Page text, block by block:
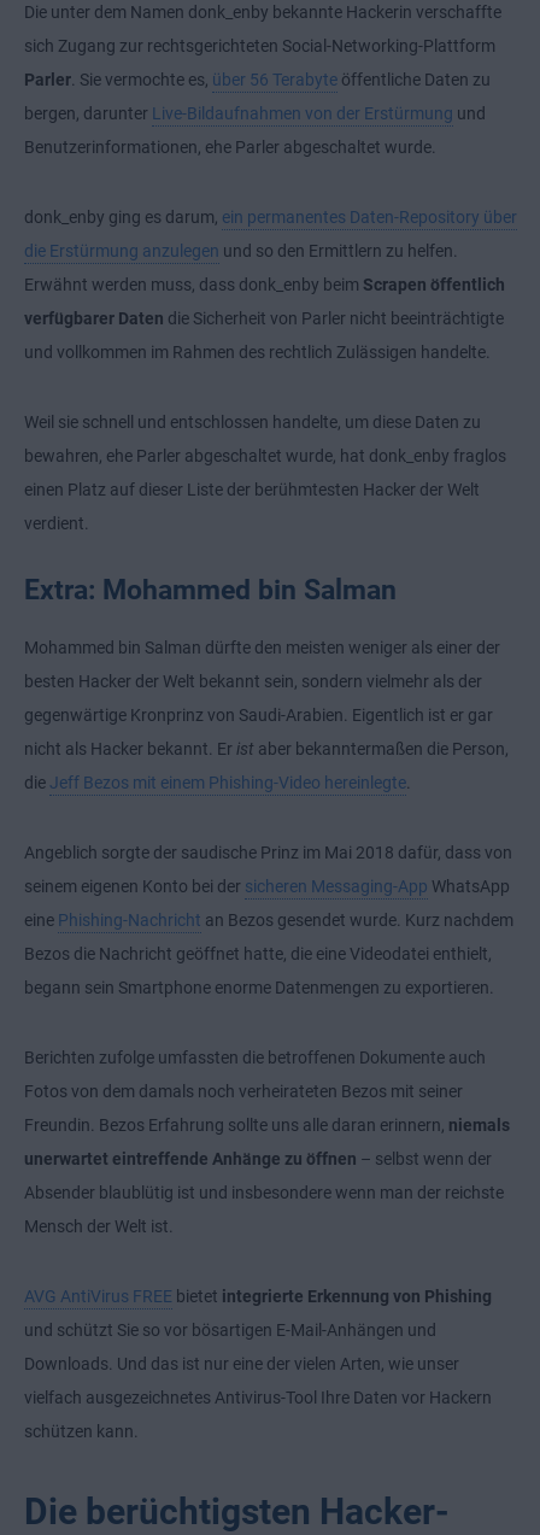
Die unter dem Namen donk_enby bekannte Hackerin verschaffte
sich Zugang zur rechtsgerichteten Social-Networking-Plattform
Parler. Sie vermochte es, über 56 Terabyte öffentliche Daten zu
bergen, darunter Live-Bildaufnahmen von der Erstürmung und
Benutzerinformationen, ehe Parler abgeschaltet wurde.
donk_enby ging es darum, ein permanentes Daten-Repository über
die Erstürmung anzulegen und so den Ermittlern zu helfen.
Erwähnt werden muss, dass donk_enby beim Scrapen öffentlich
verfügbarer Daten die Sicherheit von Parler nicht beeinträchtigte
und vollkommen im Rahmen des rechtlich Zulässigen handelte.
Weil sie schnell und entschlossen handelte, um diese Daten zu
bewahren, ehe Parler abgeschaltet wurde, hat donk_enby fraglos
einen Platz auf dieser Liste der berühmtesten Hacker der Welt
verdient.
Extra: Mohammed bin Salman
Mohammed bin Salman dürfte den meisten weniger als einer der
besten Hacker der Welt bekannt sein, sondern vielmehr als der
gegenwärtige Kronprinz von Saudi-Arabien. Eigentlich ist er gar
nicht als Hacker bekannt. Er ist aber bekanntermaßen die Person,
die Jeff Bezos mit einem Phishing-Video hereinlegte.
Angeblich sorgte der saudische Prinz im Mai 2018 dafür, dass von
seinem eigenen Konto bei der sicheren Messaging-App WhatsApp
eine Phishing-Nachricht an Bezos gesendet wurde. Kurz nachdem
Bezos die Nachricht geöffnet hatte, die eine Videodatei enthielt,
begann sein Smartphone enorme Datenmengen zu exportieren.
Berichten zufolge umfassten die betroffenen Dokumente auch
Fotos von dem damals noch verheirateten Bezos mit seiner
Freundin. Bezos Erfahrung sollte uns alle daran erinnern, niemals
unerwartet eintreffende Anhänge zu öffnen – selbst wenn der
Absender blaublütig ist und insbesondere wenn man der reichste
Mensch der Welt ist.
AVG AntiVirus FREE bietet integrierte Erkennung von Phishing
und schützt Sie so vor bösartigen E-Mail-Anhängen und
Downloads. Und das ist nur eine der vielen Arten, wie unser
vielfach ausgezeichnetes Antivirus-Tool Ihre Daten vor Hackern
schützen kann.
Die berüchtigsten Hacker-